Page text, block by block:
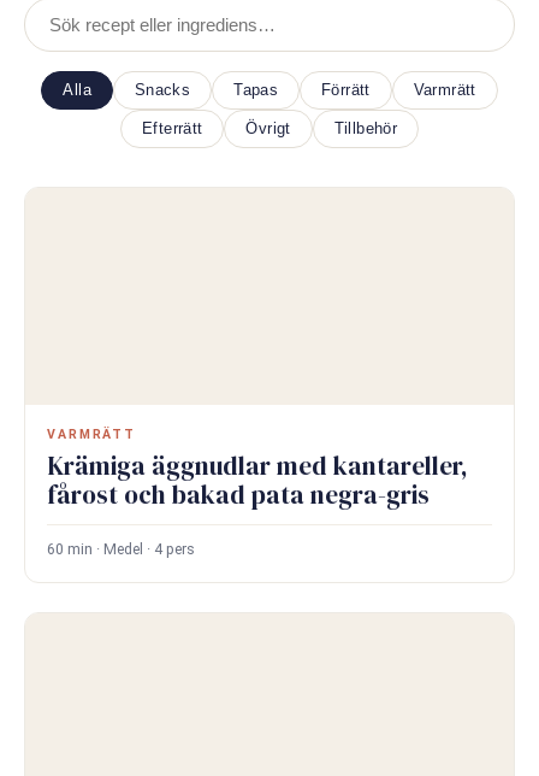
Alla Snacks Tapas Förrätt Varmrätt
Efterrätt Övrigt Tillbehör
VARMRÄTT
Krämiga äggnudlar med kantareller,
fårost och bakad pata negra-gris
60 min · Medel · 4 pers